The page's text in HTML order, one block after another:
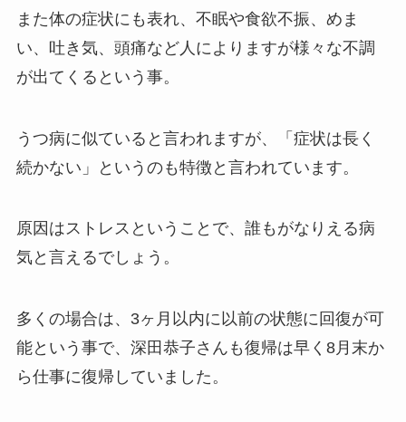
また体の症状にも表れ、不眠や食欲不振、めま
い、吐き気、頭痛など人によりますが様々な不調
が出てくるという事。
うつ病に似ていると言われますが、「症状は長く
続かない」というのも特徴と言われています。
原因はストレスということで、誰もがなりえる病
気と言えるでしょう。
多くの場合は、3ヶ月以内に以前の状態に回復が可
能という事で、深田恭子さんも復帰は早く8月末か
ら仕事に復帰していました。